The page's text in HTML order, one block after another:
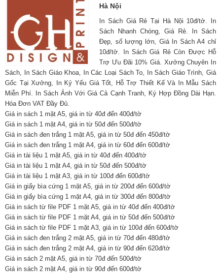
Hà Nội
In Sách Giá Rẻ Tại Hà Nội 10đ/tờ. In
Sách Nhanh Chóng, Giá Rẻ. In Sách
Đẹp, số lượng lớn, Giá In Sách A4 chỉ
10đ/tờ. In Sách Giá Rẻ Còn Được Hỗ
Trợ Ưu Đãi 10% Giá. Xưởng Chuyên In
Sách, In Sách Giáo Khoa, In Các Loại Sách To, In Sách Giáo Trình, Giá
Gốc Tại Xưởng, In Kỷ Yếu Giá Tốt, Hỗ Trợ Thiết Kế Và In Mẫu Sách
Miễn Phí. In Sách Ảnh Với Giá Cả Cạnh Tranh, Ký Hợp Đồng Dài Hạn.
Hóa Đơn VAT Đầy Đủ.
Giá in sách 1 mặt A5, giá in từ 40đ đến 400đ/tờ
Giá in sách 1 mặt A4, giá in từ 50đ đến 500đ/tờ
Giá in sách đen trắng 1 mặt A5, giá in từ 50đ đến 450đ/tờ
Giá in sách đen trắng 1 mặt A4, giá in từ 60đ đến 600đ/tờ
Giá in tài liệu 1 mặt A5, giá in từ 40đ đến 400đ/tờ
Giá in tài liệu 1 mặt A4, giá in từ 50đ đến 500đ/tờ
Giá in tài liệu 1 mặt A3, giá in từ 100đ đến 600đ/tờ
Giá in giấy bìa cứng 1 mặt A5, giá in từ 200đ đến 600đ/tờ
Giá in giấy bìa cứng 1 mặt A4, giá in từ 300đ đến 800đ/tờ
Giá in sách từ file PDF 1 mặt A5, giá in từ 40đ đến 400đ/tờ
Giá in sách từ file PDF 1 mặt A4, giá in từ 50đ đến 500đ/tờ
Giá in sách từ file PDF 1 mặt A3, giá in từ 100đ đến 600đ/tờ
Giá in sách đen trắng 2 mặt A5, giá in từ 70đ đến 480đ/tờ
Giá in sách đen trắng 2 mặt A4, giá in từ 90đ đến 620đ/tờ
Giá in sách 2 mặt A5, giá in từ 70đ đến 500đ/tờ
Giá in sách 2 mặt A4, giá in từ 90đ đến 600đ/tờ